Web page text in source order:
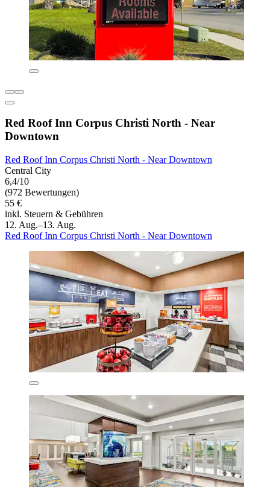
Red Roof Inn Corpus Christi North - Near
Downtown
Red Roof Inn Corpus Christi North - Near Downtown
Central City
6,4/10
(972 Bewertungen)
55 €
inkl. Steuern & Gebühren
12. Aug.–13. Aug.
Red Roof Inn Corpus Christi North - Near Downtown